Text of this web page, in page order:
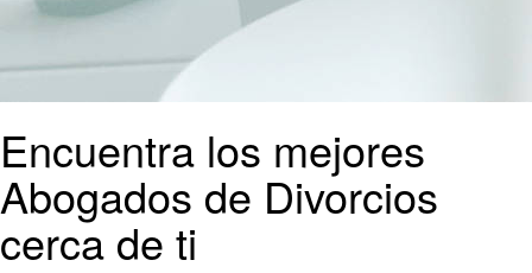
Encuentra los mejores
Abogados de Divorcios
cerca de ti